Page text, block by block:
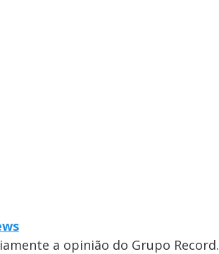
a opinião do Grupo Record.